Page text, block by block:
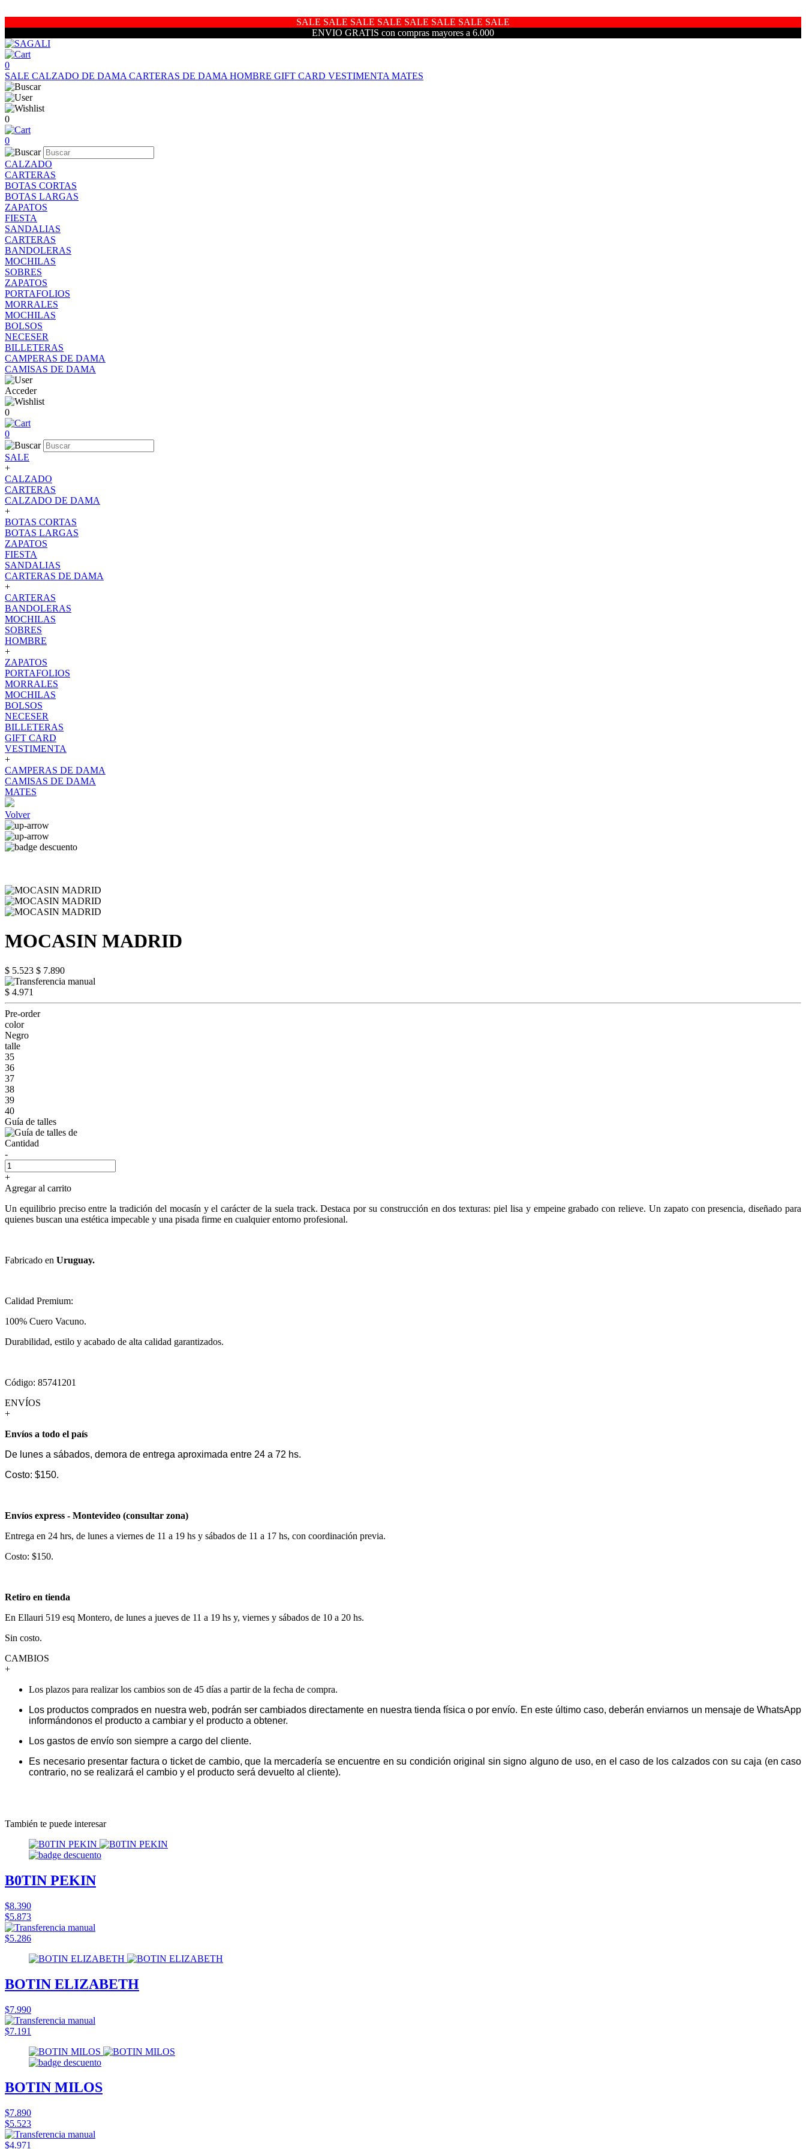
SALE SALE SALE SALE SALE SALE SALE SALE
ENVIO GRATIS con compras mayores a 6.000
0
SALE CALZADO DE DAMA CARTERAS DE DAMA HOMBRE GIFT CARD VESTIMENTA MATES
0
0
CALZADO
CARTERAS
BOTAS CORTAS
BOTAS LARGAS
ZAPATOS
FIESTA
SANDALIAS
CARTERAS
BANDOLERAS
MOCHILAS
SOBRES
ZAPATOS
PORTAFOLIOS
MORRALES
MOCHILAS
BOLSOS
NECESER
BILLETERAS
CAMPERAS DE DAMA
CAMISAS DE DAMA
Acceder
0
0
SALE
+
CALZADO
CARTERAS
CALZADO DE DAMA
+
BOTAS CORTAS
BOTAS LARGAS
ZAPATOS
FIESTA
SANDALIAS
CARTERAS DE DAMA
+
CARTERAS
BANDOLERAS
MOCHILAS
SOBRES
HOMBRE
+
ZAPATOS
PORTAFOLIOS
MORRALES
MOCHILAS
BOLSOS
NECESER
BILLETERAS
GIFT CARD
VESTIMENTA
+
CAMPERAS DE DAMA
CAMISAS DE DAMA
MATES
Volver
MOCASIN MADRID
$ 5.523 $ 7.890
$ 4.971
Pre-order
color
Negro
talle
35
36
37
38
39
40
Guía de talles
Cantidad
-
+
Agregar al carrito
Un equilibrio preciso entre la tradición del mocasín y el carácter de la suela track. Destaca por su construcción en dos texturas: piel lisa y empeine grabado con relieve. Un zapato con presencia, diseñado para
quienes buscan una estética impecable y una pisada firme en cualquier entorno profesional.
Fabricado en Uruguay.
Calidad Premium:
100% Cuero Vacuno.
Durabilidad, estilo y acabado de alta calidad garantizados.
Código: 85741201
ENVÍOS
+
Envíos a todo el país
De lunes a sábados, demora de entrega aproximada entre 24 a 72 hs.
Costo: $150.
Envíos express - Montevideo (consultar zona)
Entrega en 24 hrs, de lunes a viernes de 11 a 19 hs y sábados de 11 a 17 hs, con coordinación previa.
Costo: $150.
Retiro en tienda
En Ellauri 519 esq Montero, de lunes a jueves de 11 a 19 hs y, viernes y sábados de 10 a 20 hs.
Sin costo.
CAMBIOS
+
Los plazos para realizar los cambios son de 45 días a partir de la fecha de compra.
Los productos comprados en nuestra web, podrán ser cambiados directamente en nuestra tienda física o por envío. En este último caso, deberán enviarnos un mensaje de WhatsApp
informándonos el producto a cambiar y el producto a obtener.
Los gastos de envío son siempre a cargo del cliente.
Es necesario presentar factura o ticket de cambio, que la mercadería se encuentre en su condición original sin signo alguno de uso, en el caso de los calzados con su caja (en caso
contrario, no se realizará el cambio y el producto será devuelto al cliente).
También te puede interesar
B0TIN PEKIN
$8.390
$5.873
$5.286
BOTIN ELIZABETH
$7.990
$7.191
BOTIN MILOS
$7.890
$5.523
$4.971